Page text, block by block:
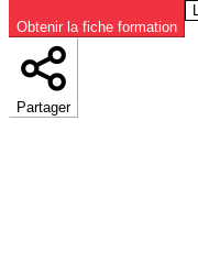
Obtenir la fiche formation
Partager